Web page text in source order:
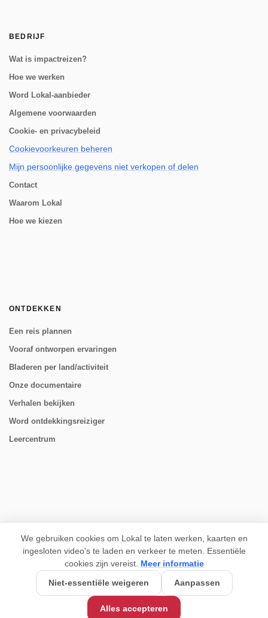
BEDRIJF
Wat is impactreizen?
Hoe we werken
Word Lokal-aanbieder
Algemene voorwaarden
Cookie- en privacybeleid
Cookievoorkeuren beheren
Mijn persoonlijke gegevens niet verkopen of delen
Contact
Waarom Lokal
Hoe we kiezen
ONTDEKKEN
Een reis plannen
Vooraf ontworpen ervaringen
Bladeren per land/activiteit
Onze documentaire
Verhalen bekijken
Word ontdekkingsreiziger
Leercentrum
We gebruiken cookies om Lokal te laten werken, kaarten en
ingesloten video's te laden en verkeer te meten. Essentiële
cookies zijn vereist. Meer informatie
Niet-essentiële weigeren
Aanpassen
Alles accepteren